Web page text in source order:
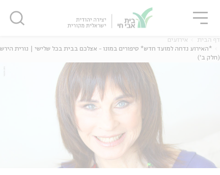
דף הבית
אירועים
*האירוע נדחה למועד חדש* סיפורים במונו - אצלכם בבית בכל שלישי | נורית הירש
(חלק ב')
סגור